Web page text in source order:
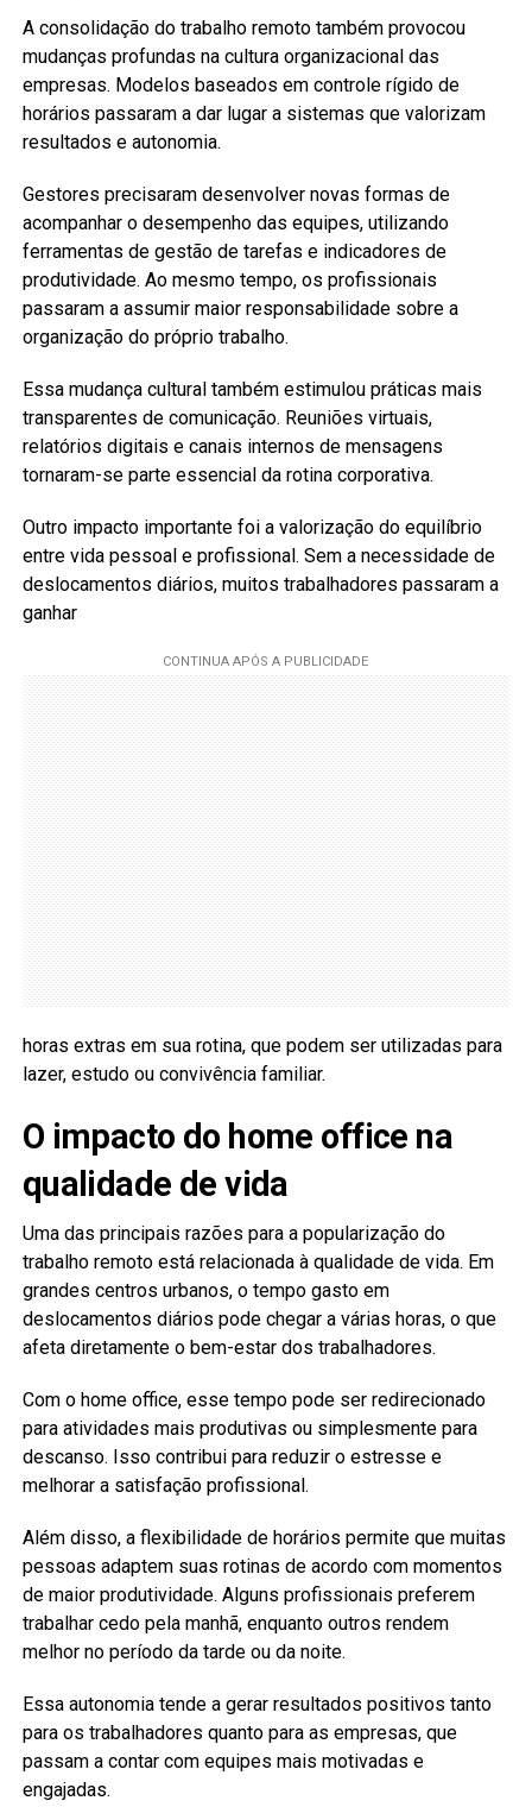
A consolidação do trabalho remoto também provocou
mudanças profundas na cultura organizacional das
empresas. Modelos baseados em controle rígido de
horários passaram a dar lugar a sistemas que valorizam
resultados e autonomia.
Gestores precisaram desenvolver novas formas de
acompanhar o desempenho das equipes, utilizando
ferramentas de gestão de tarefas e indicadores de
produtividade. Ao mesmo tempo, os profissionais
passaram a assumir maior responsabilidade sobre a
organização do próprio trabalho.
Essa mudança cultural também estimulou práticas mais
transparentes de comunicação. Reuniões virtuais,
relatórios digitais e canais internos de mensagens
tornaram-se parte essencial da rotina corporativa.
Outro impacto importante foi a valorização do equilíbrio
entre vida pessoal e profissional. Sem a necessidade de
deslocamentos diários, muitos trabalhadores passaram a
ganhar
horas extras em sua rotina, que podem ser utilizadas para
lazer, estudo ou convivência familiar.
O impacto do home office na
qualidade de vida
Uma das principais razões para a popularização do
trabalho remoto está relacionada à qualidade de vida. Em
grandes centros urbanos, o tempo gasto em
deslocamentos diários pode chegar a várias horas, o que
afeta diretamente o bem-estar dos trabalhadores.
Com o home office, esse tempo pode ser redirecionado
para atividades mais produtivas ou simplesmente para
descanso. Isso contribui para reduzir o estresse e
melhorar a satisfação profissional.
Além disso, a flexibilidade de horários permite que muitas
pessoas adaptem suas rotinas de acordo com momentos
de maior produtividade. Alguns profissionais preferem
trabalhar cedo pela manhã, enquanto outros rendem
melhor no período da tarde ou da noite.
Essa autonomia tende a gerar resultados positivos tanto
para os trabalhadores quanto para as empresas, que
passam a contar com equipes mais motivadas e
engajadas.